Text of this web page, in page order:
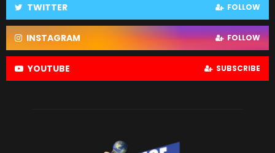
TWITTER FOLLOW
INSTAGRAM FOLLOW
YOUTUBE SUBSCRIBE